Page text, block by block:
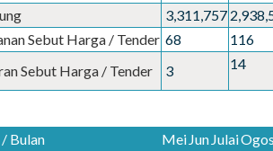
3,311,757
Sebut Harga / Tender 68
116
Sebut Harga / Tender
3 14
Bulan Mei Jun Julai